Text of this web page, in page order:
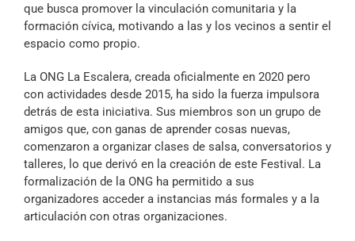
que busca promover la vinculación comunitaria y la
formación cívica, motivando a las y los vecinos a sentir el
espacio como propio.
La ONG La Escalera, creada oficialmente en 2020 pero
con actividades desde 2015, ha sido la fuerza impulsora
detrás de esta iniciativa. Sus miembros son un grupo de
amigos que, con ganas de aprender cosas nuevas,
comenzaron a organizar clases de salsa, conversatorios y
talleres, lo que derivó en la creación de este Festival. La
formalización de la ONG ha permitido a sus
organizadores acceder a instancias más formales y a la
articulación con otras organizaciones.